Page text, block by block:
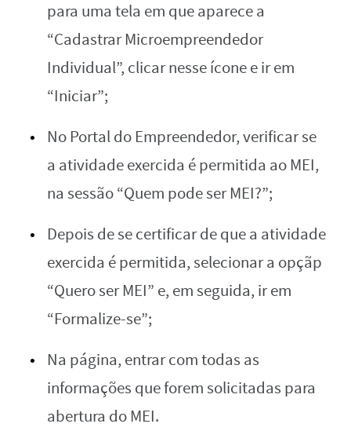
para uma tela em que aparece a
“Cadastrar Microempreendedor
Individual”, clicar nesse ícone e ir em
“Iniciar”;
No Portal do Empreendedor, verificar se
a atividade exercida é permitida ao MEI,
na sessão “Quem pode ser MEI?”;
Depois de se certificar de que a atividade
exercida é permitida, selecionar a opçãp
“Quero ser MEI” e, em seguida, ir em
“Formalize-se”;
Na página, entrar com todas as
informações que forem solicitadas para
abertura do MEI.